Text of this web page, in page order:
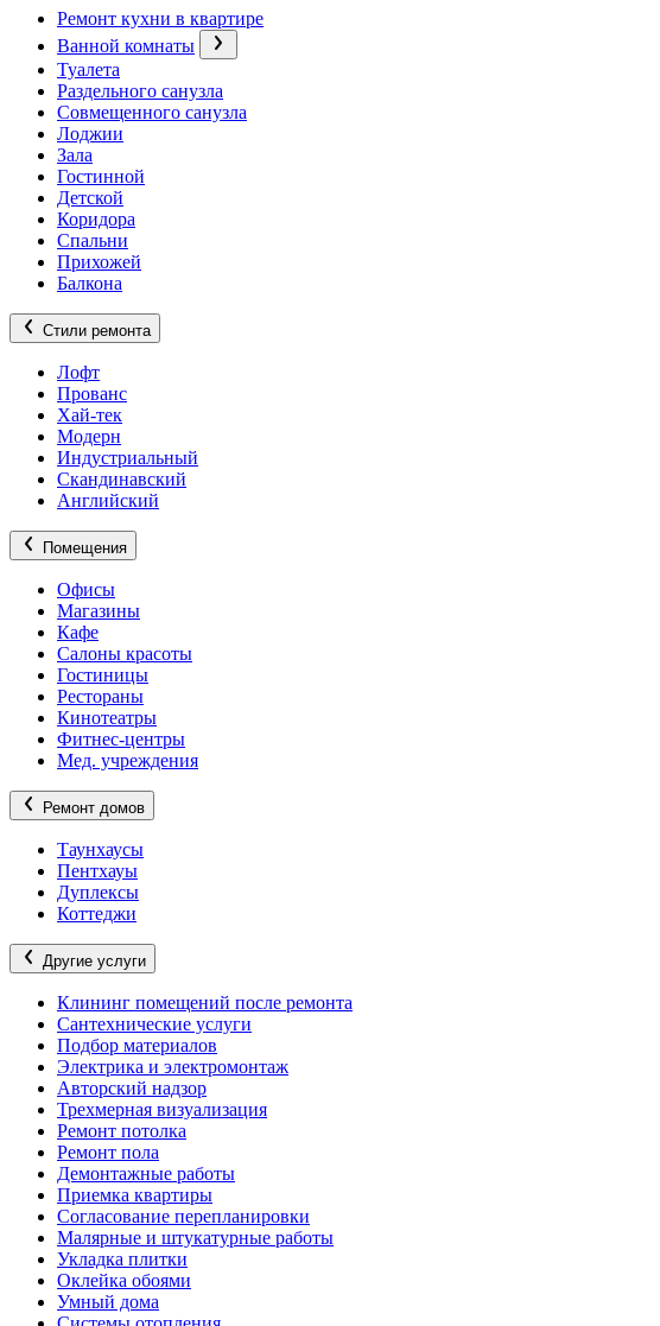
Ремонт кухни в квартире
Ванной комнаты
Туалета
Раздельного санузла
Совмещенного санузла
Лоджии
Зала
Гостинной
Детской
Коридора
Спальни
Прихожей
Балкона
Стили ремонта
Лофт
Прованс
Хай-тек
Модерн
Индустриальный
Скандинавский
Английский
Помещения
Офисы
Магазины
Кафе
Салоны красоты
Гостиницы
Рестораны
Кинотеатры
Фитнес-центры
Мед. учреждения
Ремонт домов
Таунхаусы
Пентхауы
Дуплексы
Коттеджи
Другие услуги
Клининг помещений после ремонта
Сантехнические услуги
Подбор материалов
Электрика и электромонтаж
Авторский надзор
Трехмерная визуализация
Ремонт потолка
Ремонт пола
Демонтажные работы
Приемка квартиры
Согласование перепланировки
Малярные и штукатурные работы
Укладка плитки
Оклейка обоями
Умный дома